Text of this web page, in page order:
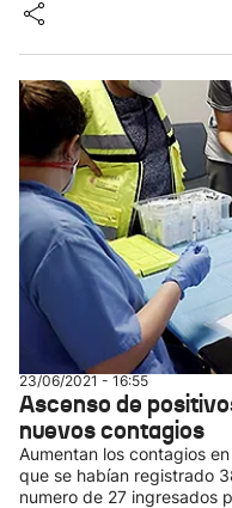
23/06/2021 - 16:55
Ascenso de
nuevos contagios
Aumentan los contagios
que se habían registrado
numero de 27 ingresados